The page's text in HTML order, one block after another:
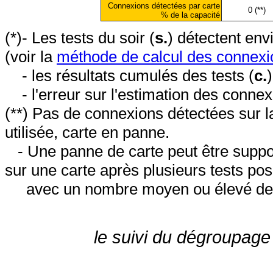
Connexions détectées par carte
% de la capacité
0 (**)
(*)- Les tests du soir (s.) détectent
(voir la méthode de calcul des
- les résultats cumulés des tests (c.
- l'erreur sur l'estimation des
(**) Pas de connexions détectées sur
utilisée, carte en panne.
- Une panne de carte peut être
sur une carte après plusieurs tests
avec un nombre moyen ou élevé
le suivi du